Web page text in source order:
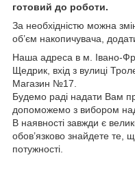
готовий до роботи.
За необхідністю можна
об’єм накопичувача,
Наша адреса в м. Івано-
Щедрик, вхід з вулиці
Магазин №17.
Будемо раді надати Вам
допоможемо з вибором
В наявності завжди є
обов’язково знайдете те,
потужності.